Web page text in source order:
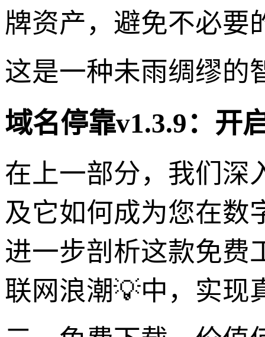
牌资产，避免不必要
这是一种未雨绸缪的
域名停靠v1.3.9：开
在上一部分，我们深
及它如何成为您在数
进一步剖析这款免费
联网浪潮💡中，实现